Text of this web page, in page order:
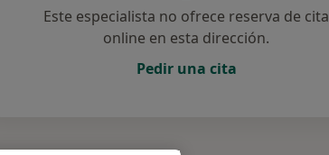
Este especialista no ofrece reserva de cita
online en esta dirección.
Pedir una cita